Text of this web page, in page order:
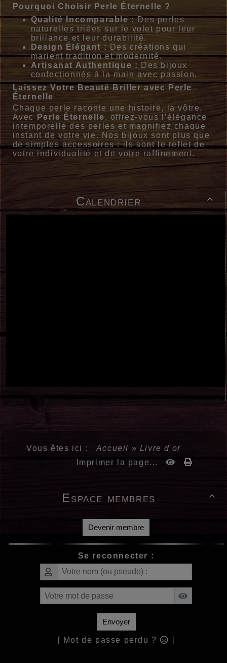

Calendrier
Pourquoi Choisir Perle Éternelle ?
Qualité Incomparable :Des perles
naturelles triées sur le volet pour leur
brillance et leur durabilité.
Design Élégant :
Des créations qui
marient tradition et modernité.
Artisanat Authentique :
Des bijoux
confectionnés à la main avec passion.
Laissez Votre Beauté Briller avec Perle
Éternelle
Chaque perle raconte une histoire, la vôtre.
Avec
Perle Éternelle, offrez-vous l’élégance
intemporelle des perles et magnifiez chaque
instant de votre vie. Nos bijoux sont plus que
de simples accessoires : ils sont le reflet de
votre individualité et de votre raffinement.
Vous êtes ici : Accueil » Livre d'or
Imprimer la page...

Espace membres
Devenir membre
Se reconnecter :
Envoyer
[ Mot de passe perdu ? ]